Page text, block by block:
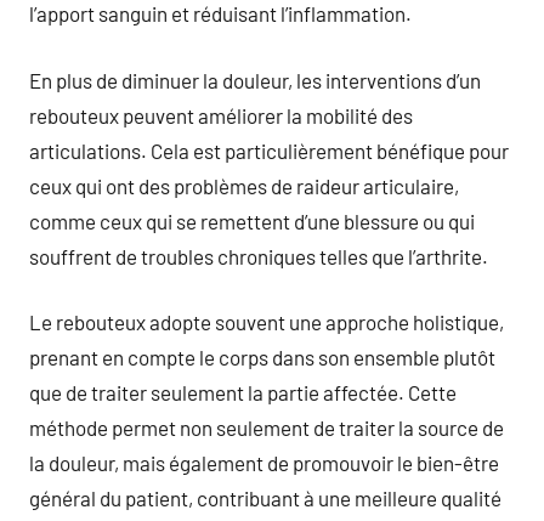
l’apport sanguin et réduisant l’inflammation.
En plus de diminuer la douleur, les interventions d’un
rebouteux peuvent améliorer la mobilité des
articulations. Cela est particulièrement bénéfique pour
ceux qui ont des problèmes de raideur articulaire,
comme ceux qui se remettent d’une blessure ou qui
souffrent de troubles chroniques telles que l’arthrite.
Le rebouteux adopte souvent une approche holistique,
prenant en compte le corps dans son ensemble plutôt
que de traiter seulement la partie affectée. Cette
méthode permet non seulement de traiter la source de
la douleur, mais également de promouvoir le bien-être
général du patient, contribuant à une meilleure qualité